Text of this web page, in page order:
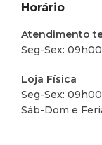
Horário
Atendimento
Seg-Sex:
Loja Física
Seg-Sex:
Sáb-Dom e